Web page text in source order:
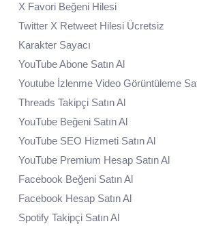
X Favori Beğeni Hilesi
Twitter X Retweet Hilesi Ücretsiz
Karakter Sayacı
YouTube Abone Satın Al
Youtube İzlenme Video Görüntüleme
Threads Takipçi Satın Al
YouTube Beğeni Satın Al
YouTube SEO Hizmeti Satın Al
YouTube Premium Hesap Satın Al
Facebook Beğeni Satın Al
Facebook Hesap Satın Al
Spotify Takipçi Satın Al